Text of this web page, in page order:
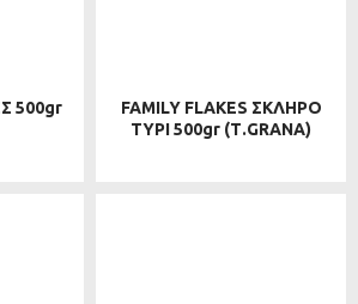
500gr
FAMILY FLAKES ΣΚΛΗΡΟ
ΤΥΡΙ 500gr (Τ.GRANA)